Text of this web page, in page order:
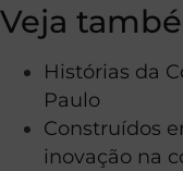
Veja
Histórias da
Paulo
Construídos
inovação na